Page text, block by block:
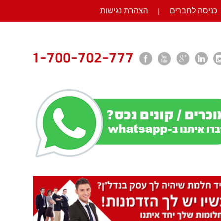
כניסה לחברים | הצהרת נגישות